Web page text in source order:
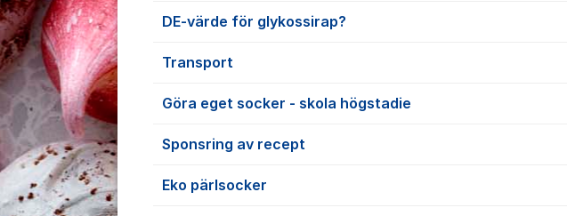
DE-värde för glykossirap?
Transport
Göra eget socker - skola högstadie
Sponsring av recept
Eko pärlsocker